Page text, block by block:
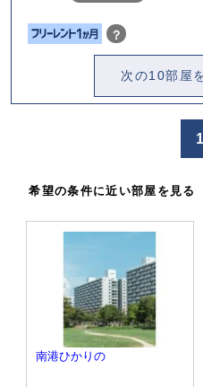
？
次の10部屋
1
希望の条件に近い部屋を見る
南港ひかりの